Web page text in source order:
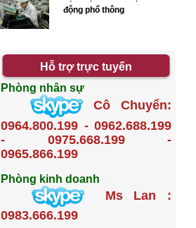
động phổ thông
Hỗ trợ trực tuyến
Phòng nhân sự
Cô Chuyển:
0964.800.199 - 0962.688.199
- 0975.668.199 -
0965.866.199
Phòng kinh doanh
Ms Lan :
0983.666.199